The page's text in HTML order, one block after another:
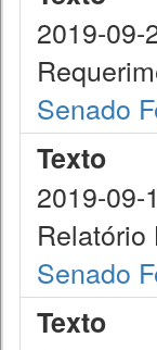
2019-09-
Senado
Texto
2019-09-
Senado
Texto